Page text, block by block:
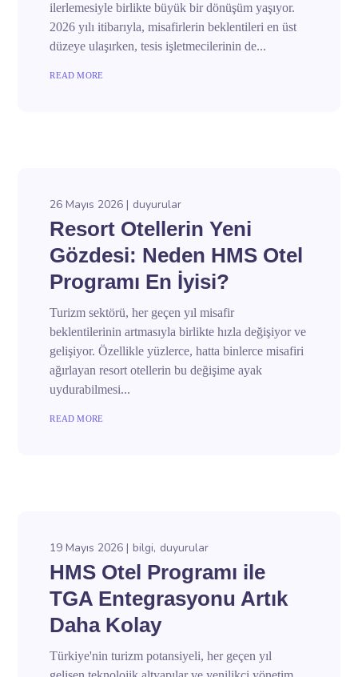
ilerlemesiyle birlikte büyük bir dönüşüm yaşıyor.
2026 yılı itibarıyla, misafirlerin beklentileri en üst
düzeye ulaşırken, tesis işletmecilerinin de...
READ MORE
26 Mayıs 2026 duyurular
Resort Otellerin Yeni
Gözdesi: Neden HMS Otel
Programı En İyisi?
Turizm sektörü, her geçen yıl misafir
beklentilerinin artmasıyla birlikte hızla değişiyor ve
gelişiyor. Özellikle yüzlerce, hatta binlerce misafiri
ağırlayan resort otellerin bu değişime ayak
uydurabilmesi...
READ MORE
19 Mayıs 2026 bilgi duyurular
HMS Otel Programı ile
TGA Entegrasyonu Artık
Daha Kolay
Türkiye'nin turizm potansiyeli, her geçen yıl